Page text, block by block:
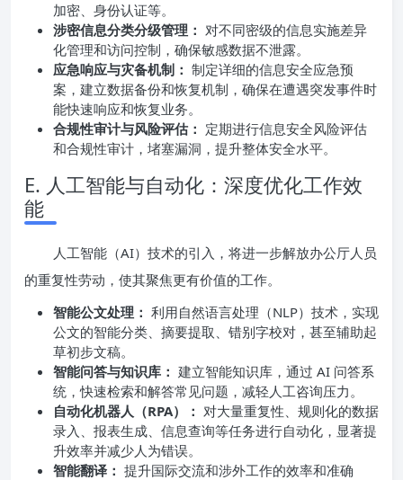
加密、身份认证等。
涉密信息分类分级管理： 对不同密级的信息实施差异
化管理和访问控制，确保敏感数据不泄露。
应急响应与灾备机制： 制定详细的信息安全应急预
案，建立数据备份和恢复机制，确保在遭遇突发事件时
能快速响应和恢复业务。
合规性审计与风险评估： 定期进行信息安全风险评估
和合规性审计，堵塞漏洞，提升整体安全水平。
E. 人工智能与自动化：深度优化工作效
能
人工智能（AI）技术的引入，将进一步解放办公厅人员
的重复性劳动，使其聚焦更有价值的工作。
智能公文处理： 利用自然语言处理（NLP）技术，实现
公文的智能分类、摘要提取、错别字校对，甚至辅助起
草初步文稿。
智能问答与知识库： 建立智能知识库，通过 AI 问答系
统，快速检索和解答常见问题，减轻人工咨询压力。
自动化机器人（RPA）： 对大量重复性、规则化的数据
录入、报表生成、信息查询等任务进行自动化，显著提
升效率并减少人为错误。
智能翻译： 提升国际交流和涉外工作的效率和准确